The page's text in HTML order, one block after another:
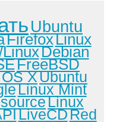
Ubuntu
FirefoxLinux
Debian
FreeBSD
XUbuntu
Linux Mint
Linux
LiveCDRed